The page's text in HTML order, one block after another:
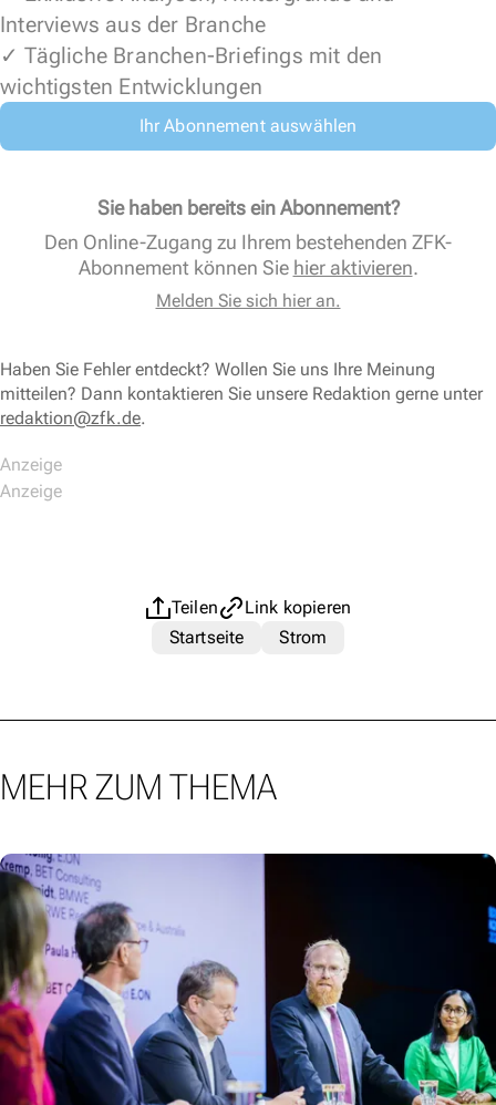
Interviews aus der Branche
✓ Tägliche Branchen-Briefings mit den
wichtigsten Entwicklungen
Ihr Abonnement auswählen
Sie haben bereits ein Abonnement?
Den Online-Zugang zu Ihrem bestehenden ZFK-
Abonnement können Sie hier aktivieren.
Melden Sie sich hier an.
Haben Sie Fehler entdeckt? Wollen Sie uns Ihre Meinung
mitteilen? Dann kontaktieren Sie unsere Redaktion gerne unter
redaktion@zfk.de.
Teilen
Link kopieren
Startseite
Strom
MEHR ZUM THEMA